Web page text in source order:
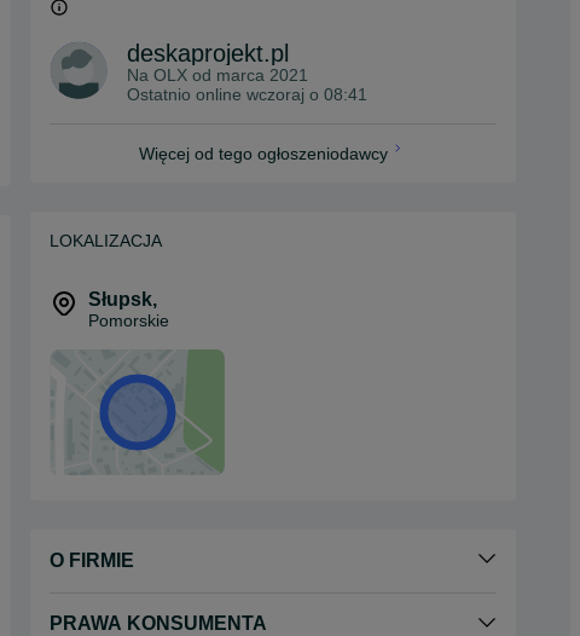
deskaprojekt.pl
Na OLX od marca 2021
Ostatnio online wczoraj o 08:41
Więcej od tego ogłoszeniodawcy
LOKALIZACJA
Słupsk,
Pomorskie
O FIRMIE
PRAWA KONSUMENTA